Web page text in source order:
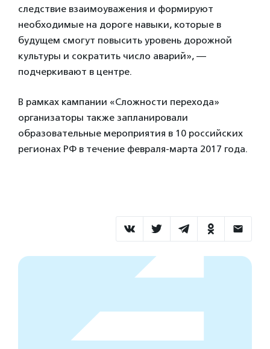
следствие взаимоуважения и формируют
необходимые на дороге навыки, которые в
будущем смогут повысить уровень дорожной
культуры и сократить число аварий», —
подчеркивают в центре.
В рамках кампании «Сложности перехода»
организаторы также запланировали
образовательные мероприятия в 10 российских
регионах РФ в течение февраля-марта 2017 года.